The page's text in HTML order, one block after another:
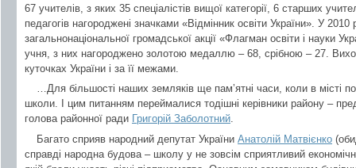
67 учителів, з яких 35 спеціалістів вищої категорії, 6 старших
педагогів нагороджені значками «Відмінник освіти України». У
загальнонаціональної громадської акції «Флагман освіти і науки
учня, з них нагороджено золотою медаллю – 68, срібною – 27.
куточках України і за її межами.
…Для більшості наших земляків ще пам’ятні часи, коли в місті
школи. І цим питанням переймалися тодішні керівники району –
голова районної ради Григорій Заболотний.
Багато сприяв народний депутат України Анатолій Матвієнко
справді народна будова – школу у не зовсім сприятливий